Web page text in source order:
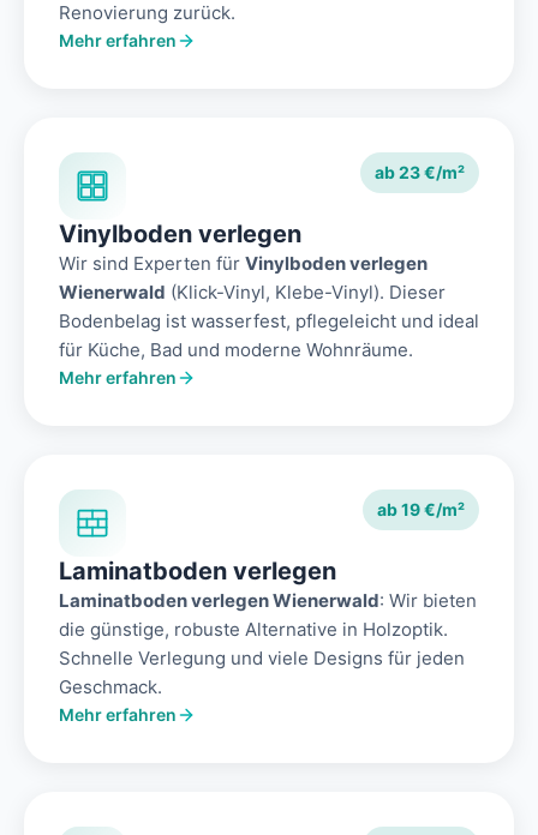
Renovierung zurück.
Mehr erfahren
ab 23 €/m²
Vinylboden verlegen
Wir sind Experten für Vinylboden verlegen
Wienerwald (Klick-Vinyl, Klebe-Vinyl). Dieser
Bodenbelag ist wasserfest, pflegeleicht und ideal
für Küche, Bad und moderne Wohnräume.
Mehr erfahren
ab 19 €/m²
Laminatboden verlegen
Laminatboden verlegen Wienerwald: Wir bieten
die günstige, robuste Alternative in Holzoptik.
Schnelle Verlegung und viele Designs für jeden
Geschmack.
Mehr erfahren